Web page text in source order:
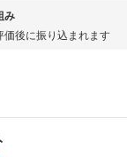
み
価後に振り込まれます